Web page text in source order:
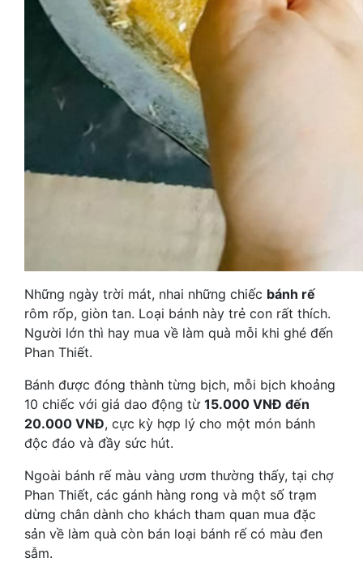
Những ngày trời mát, nhai những chiếc bánh rế
rôm rốp, giòn tan. Loại bánh này trẻ con rất thích.
Người lớn thì hay mua về làm quà mỗi khi ghé đến
Phan Thiết.
Bánh được đóng thành từng bịch, mỗi bịch khoảng
10 chiếc với giá dao động từ 15.000 VNĐ đến
20.000 VNĐ, cực kỳ hợp lý cho một món bánh
độc đáo và đầy sức hút.
Ngoài bánh rế màu vàng ươm thường thấy, tại chợ
Phan Thiết, các gánh hàng rong và một số trạm
dừng chân dành cho khách tham quan mua đặc
sản về làm quà còn bán loại bánh rế có màu đen
sẫm.